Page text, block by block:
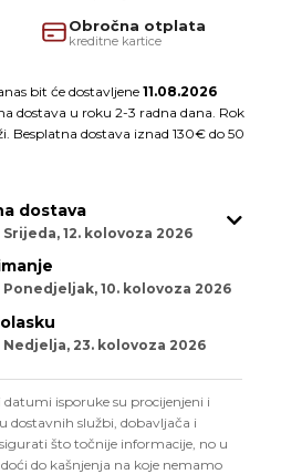
Obročna otplata
kreditne kartice
bit će dostavljene 11.08.2026
dostava u roku 2-3 radna dana. Rok
Besplatna dostava iznad 130€ do 50
dostava
Srijeda, 12. kolovoza 2026
Ponedjeljak, 10. kolovoza 2026
Nedjelja, 23. kolovoza 2026
datumi isporuke su procijenjeni i
dostavnih službi, dobavljača i
što točnije informacije, no u
do kašnjenja na koje nemamo